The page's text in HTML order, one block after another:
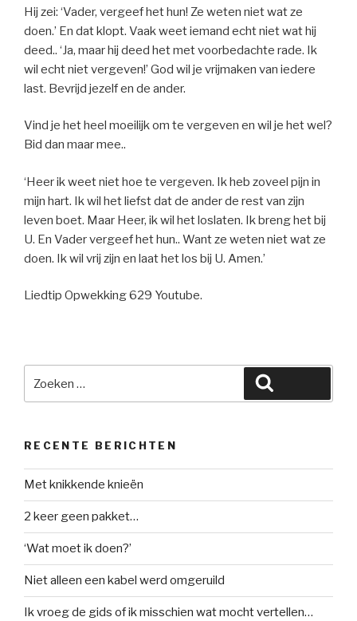
Hij zei: ‘Vader, vergeef het hun! Ze weten niet wat ze
doen.’ En dat klopt. Vaak weet iemand echt niet wat hij
deed.. ‘Ja, maar hij deed het met voorbedachte rade. Ik
wil echt niet vergeven!’ God wil je vrijmaken van iedere
last. Bevrijd jezelf en de ander.
Vind je het heel moeilijk om te vergeven en wil je het wel?
Bid dan maar mee..
‘Heer ik weet niet hoe te vergeven. Ik heb zoveel pijn in
mijn hart. Ik wil het liefst dat de ander de rest van zijn
leven boet. Maar Heer, ik wil het loslaten. Ik breng het bij
U. En Vader vergeef het hun.. Want ze weten niet wat ze
doen. Ik wil vrij zijn en laat het los bij U. Amen.’
Liedtip Opwekking 629 Youtube.
naar:
RECENTE BERICHTEN
Met knikkende knieën
2 keer geen pakket…
‘Wat moet ik doen?’
Niet alleen een kabel werd omgeruild
Ik vroeg de gids of ik misschien wat mocht vertellen…